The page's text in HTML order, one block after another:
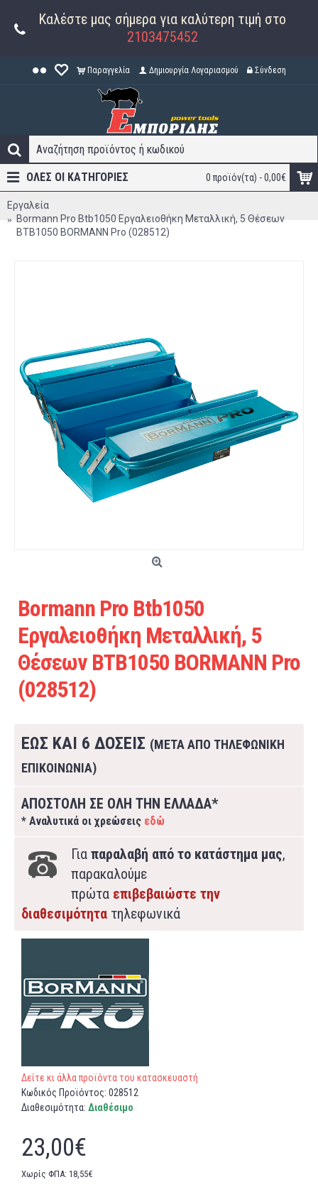
Καλέστε μας σήμερα για καλύτερη τιμή στο
2103475452
Παραγγελία Δημιουργία Λογαριασμού Σύνδεση
0 προϊόν(τα) - 0,00€
ΟΛΕΣ ΟΙ ΚΑΤΗΓΟΡΊΕΣ
Εργαλεία
Bormann Pro Btb1050 Εργαλειοθήκη Μεταλλική, 5 Θέσεων
BTB1050 BORMANN Pro (028512)
Bormann Pro Btb1050
Εργαλειοθήκη Μεταλλική, 5
Θέσεων BTB1050 BORMANN Pro
(028512)
ΕΩΣ ΚΑΙ 6 ΔΟΣΕΙΣ (ΜΕΤΑ ΑΠΟ ΤΗΛΕΦΩΝΙΚΗ
ΕΠΙΚΟΙΝΩΝΙΑ)
ΑΠΟΣΤΟΛΗ ΣΕ ΟΛΗ ΤΗΝ ΕΛΛΑΔΑ*
* Αναλυτικά οι χρεώσεις εδώ
Για παραλαβή από το κατάστημα μας,
παρακαλούμε
πρώτα επιβεβαιώστε την
διαθεσιμότητα τηλεφωνικά
Δείτε κι άλλα προϊόντα του κατασκευαστή
Κωδικός Προϊόντος: 028512
Διαθεσιμότητα: Διαθέσιμο
23,00€
Χωρίς ΦΠΑ: 18,55€